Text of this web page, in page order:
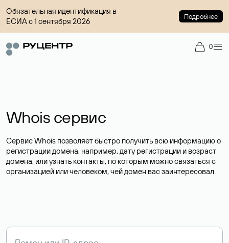
Обязательная идентификация в
ЕСИА с 1 сентября 2026
Подробнее
0
Whois сервис
Сервис Whois позволяет быстро получить всю информацию о
регистрации домена, например, дату регистрации и возраст
домена, или узнать контакты, по которым можно связаться с
организацией или человеком, чей домен вас заинтересовал.